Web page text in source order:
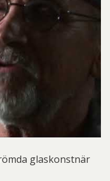
glaskonstnär